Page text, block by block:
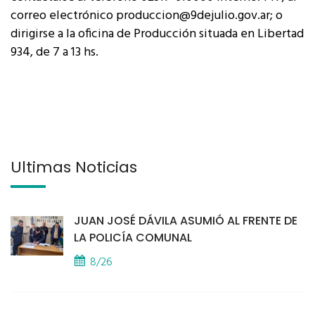
correo electrónico produccion@9dejulio.gov.ar; o
dirigirse a la oficina de Producción situada en Libertad
934, de 7 a 13 hs.
Últimas Noticias
JUAN JOSÉ DÁVILA ASUMIÓ AL FRENTE DE
LA POLICÍA COMUNAL
8/26